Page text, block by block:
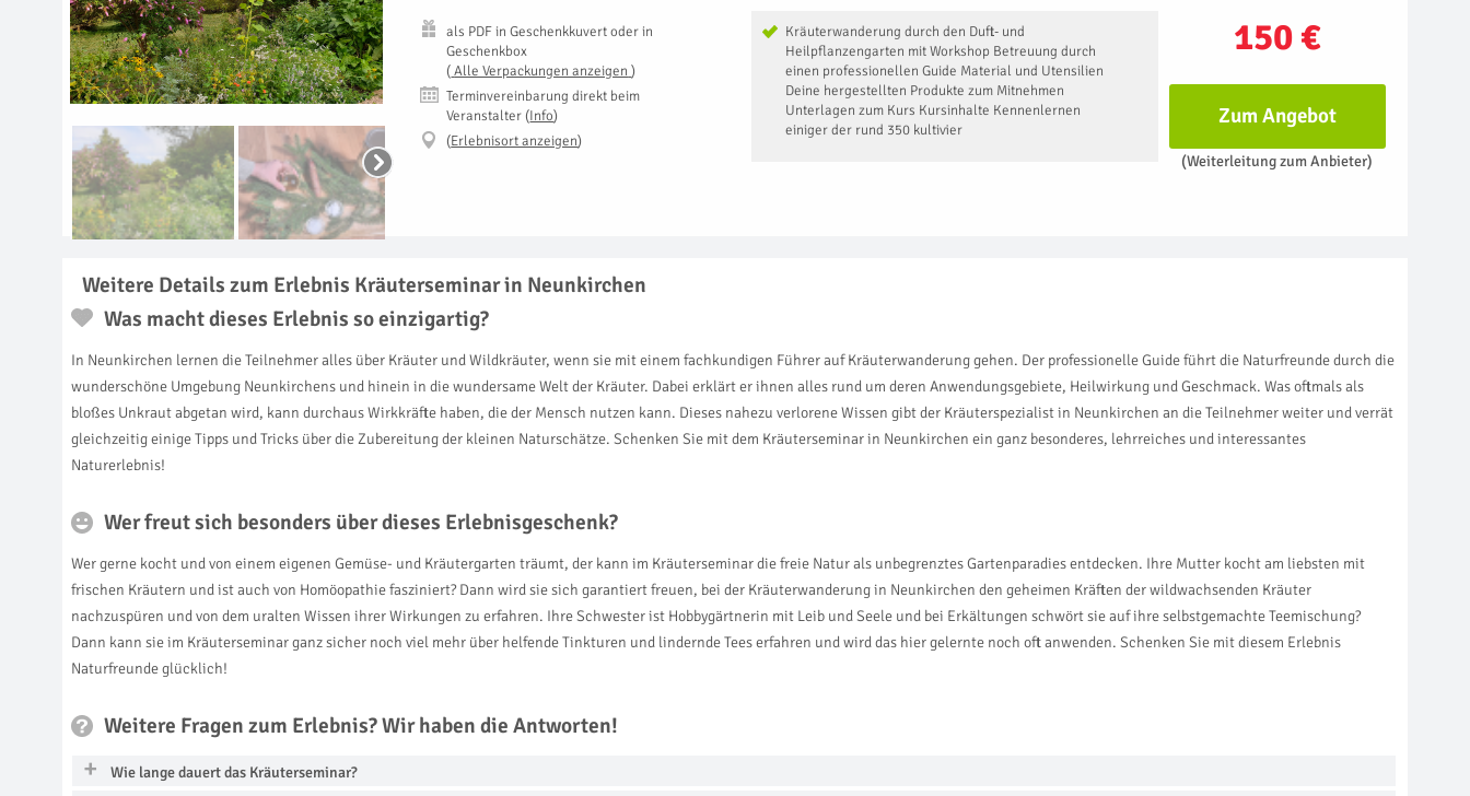
150 €
Kräuterwanderung durch den Duft- und
Heilpflanzengarten mit Workshop Betreuung durch
einen professionellen Guide Material und Utensilien
Deine hergestellten Produkte zum Mitnehmen
Unterlagen zum Kurs Kursinhalte Kennenlernen
einiger der rund 350 kultivier
als PDFinGeschenkkuvert oder in
Geschenkbox
( Alle Verpackungen anzeigen )
Terminvereinbarung direkt beim
Veranstalter (Info)
(Erlebnisort anzeigen)
Zum Angebot
(Weiterleitung zum Anbieter)
Weitere Details zum Erlebnis Kräuterseminar in Neunkirchen
Was macht dieses Erlebnis so einzigartig?
In Neunkirchen lernen die Teilnehmer alles über Kräuter und Wildkräuter, wenn sie mit einem fachkundigen Führer auf Kräuterwanderung gehen. Der professionelle Guide führt die Naturfreunde durch die
wunderschöne Umgebung Neunkirchens und hinein in die wundersame Welt der Kräuter. Dabei erklärt er ihnen alles rund um deren Anwendungsgebiete, Heilwirkung und Geschmack. Was oftmals als
bloßes Unkraut abgetan wird, kann durchaus Wirkkräfte haben, die der Mensch nutzen kann. Dieses nahezu verlorene Wissen gibt der Kräuterspezialist in Neunkirchen an die Teilnehmer weiter und verrät
gleichzeitig einige Tipps und Tricks über die Zubereitung der kleinen Naturschätze. Schenken Sie mit dem Kräuterseminar in Neunkirchen ein ganz besonderes, lehrreiches und interessantes
Naturerlebnis!
Wer freut sich besonders über dieses Erlebnisgeschenk?
Wer gerne kocht und von einem eigenen Gemüse- und Kräutergarten träumt, der kann im Kräuterseminar die freie Natur als unbegrenztes Gartenparadies entdecken. Ihre Mutter kocht am liebsten mit
frischen Kräutern und ist auch von Homöopathie fasziniert? Dann wird sie sich garantiert freuen, bei der Kräuterwanderung in Neunkirchen den geheimen Kräften der wildwachsenden Kräuter
nachzuspüren und von dem uralten Wissen ihrer Wirkungen zu erfahren. Ihre Schwester ist Hobbygärtnerin mit Leib und Seele und bei Erkältungen schwört sie auf ihre selbstgemachte Teemischung?
Dann kann sie im Kräuterseminar ganz sicher noch viel mehr über helfende Tinkturen und lindernde Tees erfahren und wird das hier gelernte noch oft anwenden. Schenken Sie mit diesem Erlebnis
Naturfreunde glücklich!
Weitere Fragen zum Erlebnis? Wir haben die Antworten!
Wie lange dauert das Kräuterseminar?